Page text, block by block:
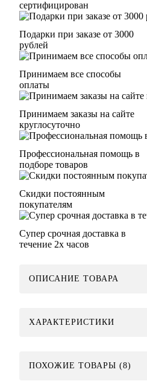
сертифицирован
Подарки при заказе от 3000
рублей
Принимаем все способы
оплаты
Принимаем заказы на сайте
круглосуточно
Профессиональная помощь в
подборе товаров
Скидки постоянным
покупателям
Супер срочная доставка в
течение 2х часов
ОПИСАНИЕ ТОВАРА
ХАРАКТЕРИСТИКИ
ПОХОЖИЕ ТОВАРЫ (8)